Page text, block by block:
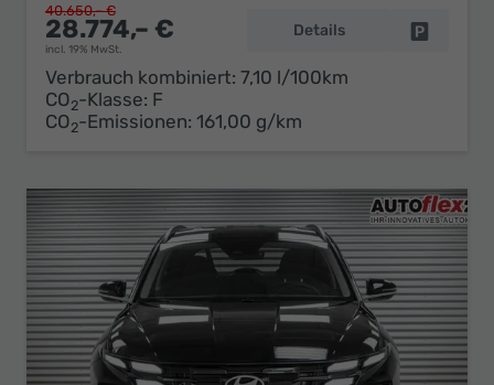
28.774,– €
incl. 19% MwSt.
40.650,– €
Details
Verbrauch kombiniert: 7,10 l/100km
CO2-Klasse: F
CO2-Emissionen: 161,00 g/km